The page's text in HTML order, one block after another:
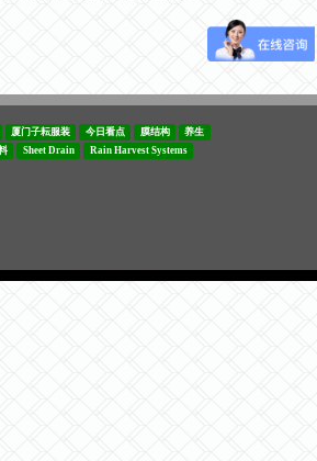
厦门子耘服装 今日看点 膜结构
养生
Sheet Drain Rain Harvest Systems